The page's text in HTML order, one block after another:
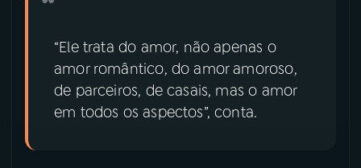
“Ele trata do amor, não apenas o
amor romântico, do amor amoroso,
de parceiros, de casais, mas o amor
em todos os aspectos”, conta.